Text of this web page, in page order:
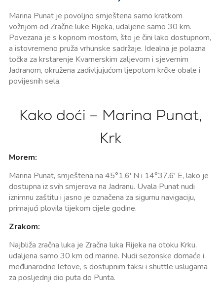
Marina Punat je povoljno smještena samo kratkom
vožnjom od Zračne luke Rijeka, udaljene samo 30 km.
Povezana je s kopnom mostom, što je čini lako dostupnom,
a istovremeno pruža vrhunske sadržaje. Idealna je polazna
točka za krstarenje Kvarnerskim zaljevom i sjevernim
Jadranom, okružena zadivljujućom ljepotom krčke obale i
povijesnih sela.
Kako doći – Marina Punat,
Krk
Morem:
Marina Punat, smještena na 45°1.6' N i 14°37.6' E, lako je
dostupna iz svih smjerova na Jadranu. Uvala Punat nudi
iznimnu zaštitu i jasno je označena za sigurnu navigaciju,
primajući plovila tijekom cijele godine.
Zrakom:
Najbliža zračna luka je Zračna luka Rijeka na otoku Krku,
udaljena samo 30 km od marine. Nudi sezonske domaće i
međunarodne letove, s dostupnim taksi i shuttle uslugama
za posljednji dio puta do Punta.